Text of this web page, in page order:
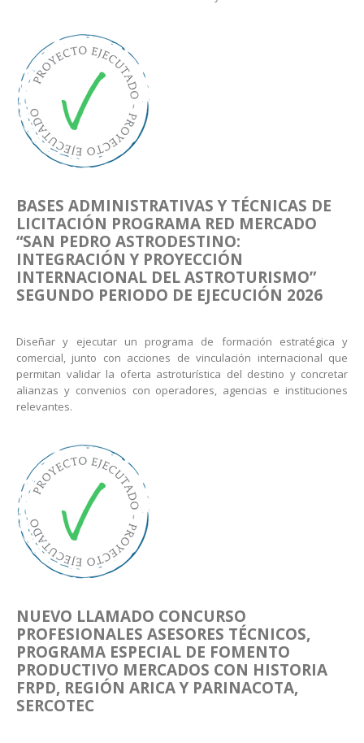
BASES ADMINISTRATIVAS Y TÉCNICAS DE
LICITACIÓN PROGRAMA RED MERCADO
“SAN PEDRO ASTRODESTINO:
INTEGRACIÓN Y PROYECCIÓN
INTERNACIONAL DEL ASTROTURISMO”
SEGUNDO PERIODO DE EJECUCIÓN 2026
Diseñar y ejecutar un programa de formación estratégica y
comercial, junto con acciones de vinculación internacional que
permitan validar la oferta astroturística del destino y concretar
alianzas y convenios con operadores, agencias e instituciones
relevantes.
NUEVO LLAMADO CONCURSO
PROFESIONALES ASESORES TÉCNICOS,
PROGRAMA ESPECIAL DE FOMENTO
PRODUCTIVO MERCADOS CON HISTORIA
FRPD, REGIÓN ARICA Y PARINACOTA,
SERCOTEC